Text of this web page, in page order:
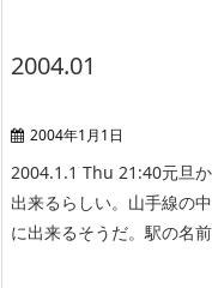
2004.01
2004年1月1日
2004.1.1 Thu 21:40元旦
出来るらしい。 山手線の
に出来るそうだ。駅の名